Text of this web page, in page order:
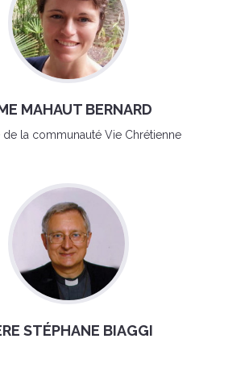
MAHAUT BERNARD
de la communauté Vie Chrétienne
STÉPHANE BIAGGI